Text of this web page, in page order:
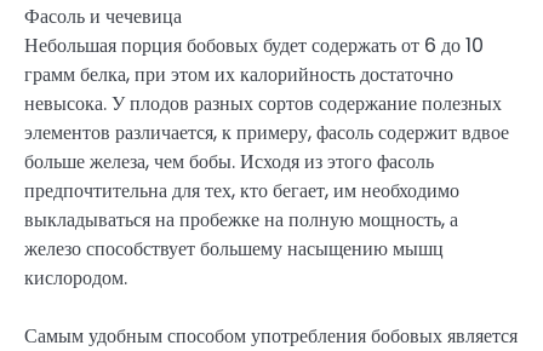
Фасоль и чечевица
Небольшая порция бобовых будет содержать от 6 до 10
грамм белка, при этом их калорийность достаточно
невысока. У плодов разных сортов содержание полезных
элементов различается, к примеру, фасоль содержит вдвое
больше железа, чем бобы. Исходя из этого фасоль
предпочтительна для тех, кто бегает, им необходимо
выкладываться на пробежке на полную мощность, а
железо способствует большему насыщению мышц
кислородом.
Самым удобным способом употребления бобовых является